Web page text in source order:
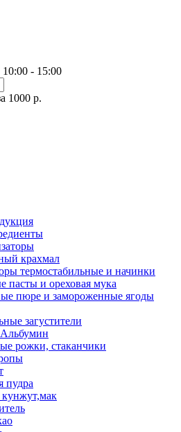
- 15:00
1000 р.
крахмал
термостабильные и начинки
пасты и ореховая мука
пюре и замороженные ягоды
загустители
рожки, стаканчики
пудра